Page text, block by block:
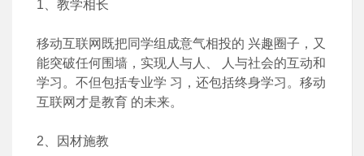
1、教学相长
移动互联网既把同学组成意气相投的 兴趣圈子，又
能突破任何围墙，实现人与人、 人与社会的互动和
学习。不但包括专业学 习，还包括终身学习。移动
互联网才是教育 的未来。
2、因材施教